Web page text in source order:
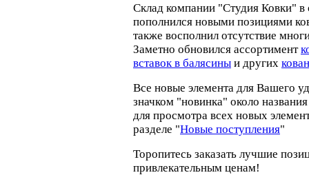
Склад компании "Студия Ковки" в
пополнился новыми позициями
также восполнил отсутствие
Заметно обновился ассортимент
вставок в балясины и других
Все новые элемента для Вашего
значком "новинка" около
для просмотра всех новых
разделе "Новые поступления"
Торопитесь заказать лучшие
привлекательным ценам!